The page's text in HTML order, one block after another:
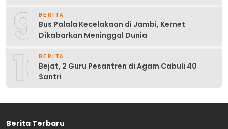
9 BERITA
Bus Palala Kecelakaan di Jambi, Kernet
Dikabarkan Meninggal Dunia
10BERITA
Bejat, 2 Guru Pesantren di Agam Cabuli 40
Santri
Berita Terbaru